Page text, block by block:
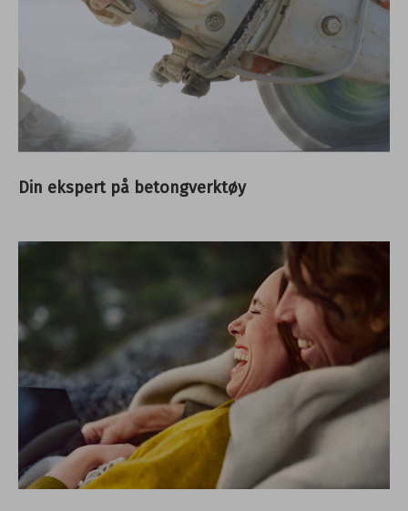
Din ekspert på betongverktøy